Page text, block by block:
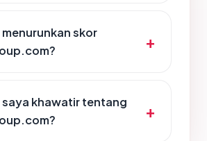
skor
saya khawatir tentang